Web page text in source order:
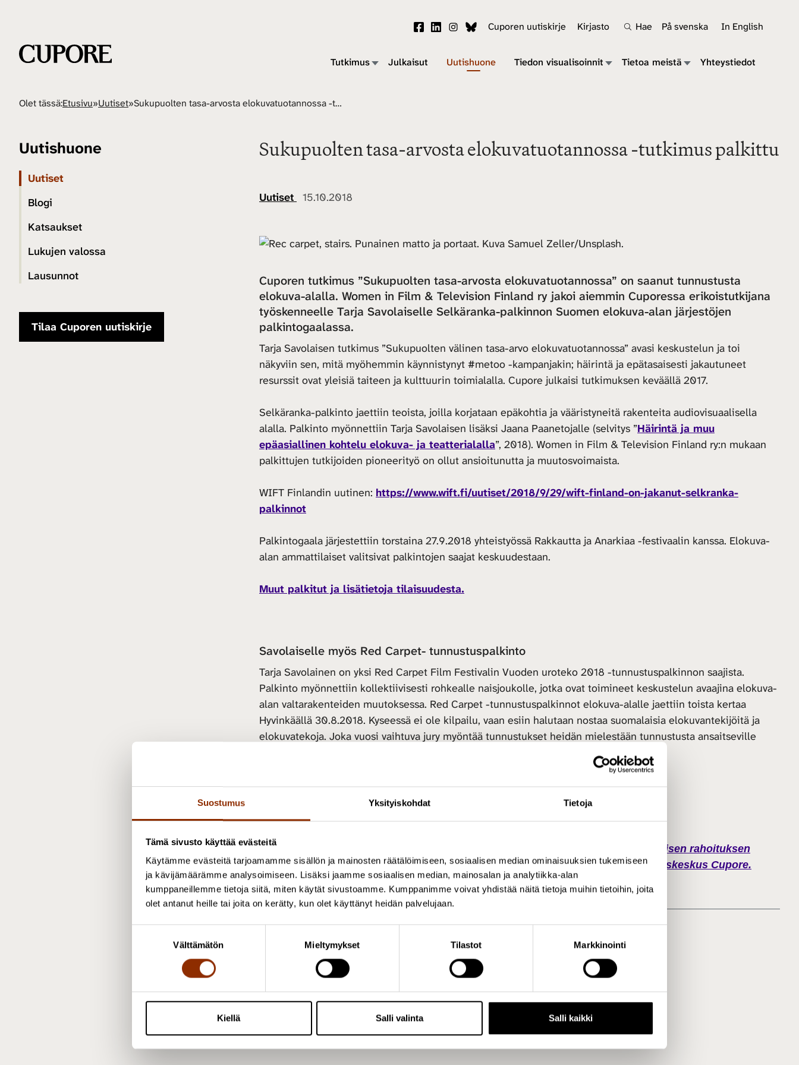
Suostumus Yksityiskohdat Tietoja
Tämä sivusto käyttää evästeitä
Käytämme evästeitä tarjoamamme sisällön ja mainosten räätälöimiseen, sosiaalisen median ominaisuuksien tukemiseen
ja kävijämäärämme analysoimiseen. Lisäksi jaamme sosiaalisen median, mainosalan ja analytiikka-alan
kumppaneillemme tietoja siitä, miten käytät sivustoamme. Kumppanimme voivat yhdistää näitä tietoja muihin tietoihin, joita
olet antanut heille tai joita on kerätty, kun olet käyttänyt heidän palvelujaan.
k
Välttämätön Mieltymykset Tilastot Markkinointi
Kiellä Salli valinta Salli kaikki
Cuporen uutiskirje Kirjasto Hae På svenska In English
Tutkimus Julkaisut Uutishuone Tiedon visualisoinnit Tietoa meistä Yhteystiedot
Olet tässä:Etusivu»Uutiset» Sukupuolten tasa-arvosta elokuvatuotannossa -tutkimus palkittu
Uutishuone
Uutiset
Blogi
Katsaukset
Lukujen valossa
Lausunnot
Tilaa Cuporen uutiskirje
Sukupuolten tasa-arvosta elokuvatuotannossa -tutkimus palkittu
Uutiset 15.10.2018
Cuporen tutkimus ”Sukupuolten tasa-arvosta elokuvatuotannossa” on saanut tunnustusta
elokuva-alalla. Women in Film & Television Finland ry jakoi aiemmin Cuporessa erikoistutkijana
työskenneelle Tarja Savolaiselle Selkäranka-palkinnon Suomen elokuva-alan järjestöjen
palkintogaalassa.
Tarja Savolaisen tutkimus ”Sukupuolten välinen tasa-arvo elokuvatuotannossa” avasi keskustelun ja toi
näkyviin sen, mitä myöhemmin käynnistynyt #metoo -kampanjakin; häirintä ja epätasaisesti jakautuneet
resurssit ovat yleisiä taiteen ja kulttuurin toimialalla. Cupore julkaisi tutkimuksen keväällä 2017.
Selkäranka-palkinto jaettiin teoista, joilla korjataan epäkohtia ja vääristyneitä rakenteita audiovisuaalisella
alalla. Palkinto myönnettiin Tarja Savolaisen lisäksi Jaana Paanetojalle (selvitys ”Häirintä ja muu
epäasiallinen kohtelu elokuva- ja teatterialalla”, 2018). Women in Film & Television Finland ry:n mukaan
palkittujen tutkijoiden pioneerityö on ollut ansioitunutta ja muutosvoimaista.
WIFT Finlandin uutinen: https://www.wift.fi/uutiset/2018/9/29/wift-finland-on-jakanut-selkranka-
palkinnot
Palkintogaala järjestettiin torstaina 27.9.2018 yhteistyössä Rakkautta ja Anarkiaa -festivaalin kanssa. Elokuva-
alan ammattilaiset valitsivat palkintojen saajat keskuudestaan.
Muut palkitut ja lisätietoja tilaisuudesta.
Savolaiselle myös Red Carpet- tunnustuspalkinto
Tarja Savolainen on yksi Red Carpet Film Festivalin Vuoden uroteko 2018 -tunnustuspalkinnon saajista.
Palkinto myönnettiin kollektiivisesti rohkealle naisjoukolle, jotka ovat toimineet keskustelun avaajina elokuva-
alan valtarakenteiden muutoksessa. Red Carpet -tunnustuspalkinnot elokuva-alalle jaettiin toista kertaa
Hyvinkäällä 30.8.2018. Kyseessä ei ole kilpailu, vaan esiin halutaan nostaa suomalaisia elokuvantekijöitä ja
elokuvatekoja. Joka vuosi vaihtuva jury myöntää tunnustukset heidän mielestään tunnustusta ansaitseville
Muut palkitut ja lisätietoja tilaisuudesta.
Tarja Savolainen 2017. Sukupuolten välinen tasa-arvo elokuvatuotannossa. Julkisen rahoituksen
jakautuminen. Cuporen verkkojulkaisuja 43. Helsinki: Kulttuuripolitiikan tutkimuskeskus Cupore.
Jaa artikkeli